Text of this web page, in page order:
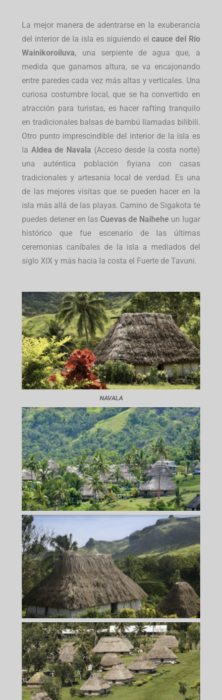
La mejor manera de adentrarse en la exuberancia
del interior de la isla es siguiendo el cauce del Río
Wainikoroiluva, una serpiente de agua que, a
medida que ganamos altura, se va encajonando
entre paredes cada vez más altas y verticales. Una
curiosa costumbre local, que se ha convertido en
atracción para turistas, es hacer rafting tranquilo
en tradicionales balsas de bambú llamadas bilibili.
Otro punto imprescindible del interior de la isla es
la Aldea de Navala (Acceso desde la costa norte)
una auténtica población fiyiana con casas
tradicionales y artesanía local de verdad. Es una
de las mejores visitas que se pueden hacer en la
isla más allá de las playas. Camino de Sigakota te
puedes detener en las Cuevas de Naihehe un lugar
histórico que fue escenario de las últimas
ceremonias caníbales de la isla a mediados del
siglo XIX y más hacia la costa el Fuerte de Tavuni.
NAVALA